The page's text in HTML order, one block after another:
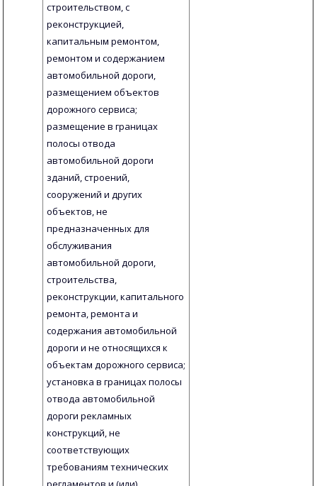
строительством, с
реконструкцией,
капитальным ремонтом,
ремонтом и содержанием
автомобильной дороги,
размещением объектов
дорожного сервиса;
размещение в границах
полосы отвода
автомобильной дороги
зданий, строений,
сооружений и других
объектов, не
предназначенных для
обслуживания
автомобильной дороги,
строительства,
реконструкции, капитального
ремонта, ремонта и
содержания автомобильной
дороги и не относящихся к
объектам дорожного сервиса;
установка в границах полосы
отвода автомобильной
дороги рекламных
конструкций, не
соответствующих
требованиям технических